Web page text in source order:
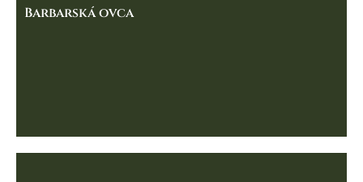
Barbarská ovca